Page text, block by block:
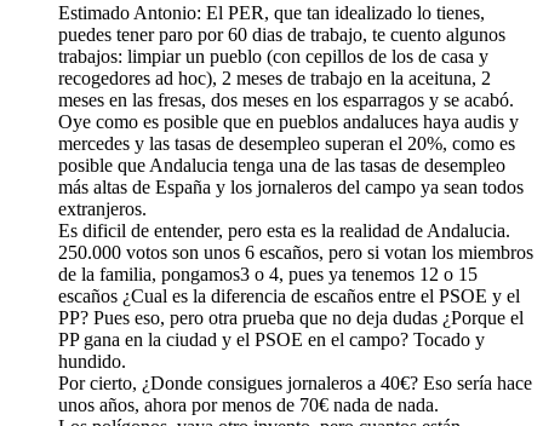
Estimado Antonio: El PER, que tan idealizado lo tienes,
puedes tener paro por 60 dias de trabajo, te cuento algunos
trabajos: limpiar un pueblo (con cepillos de los de casa y
recogedores ad hoc), 2 meses de trabajo en la aceituna, 2
meses en las fresas, dos meses en los esparragos y se acabó.
Oye como es posible que en pueblos andaluces haya audis y
mercedes y las tasas de desempleo superan el 20%, como es
posible que Andalucia tenga una de las tasas de desempleo
más altas de España y los jornaleros del campo ya sean todos
extranjeros.
Es dificil de entender, pero esta es la realidad de Andalucia.
250.000 votos son unos 6 escaños, pero si votan los miembros
de la familia, pongamos3 o 4, pues ya tenemos 12 o 15
escaños ¿Cual es la diferencia de escaños entre el PSOE y el
PP? Pues eso, pero otra prueba que no deja dudas ¿Porque el
PP gana en la ciudad y el PSOE en el campo? Tocado y
hundido.
Por cierto, ¿Donde consigues jornaleros a 40€? Eso sería hace
unos años, ahora por menos de 70€ nada de nada.